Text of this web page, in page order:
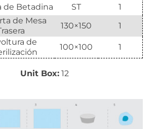
de Betadina ST
1
de Mesa
130×150 1
de
100×100 1
Unit Box: 12